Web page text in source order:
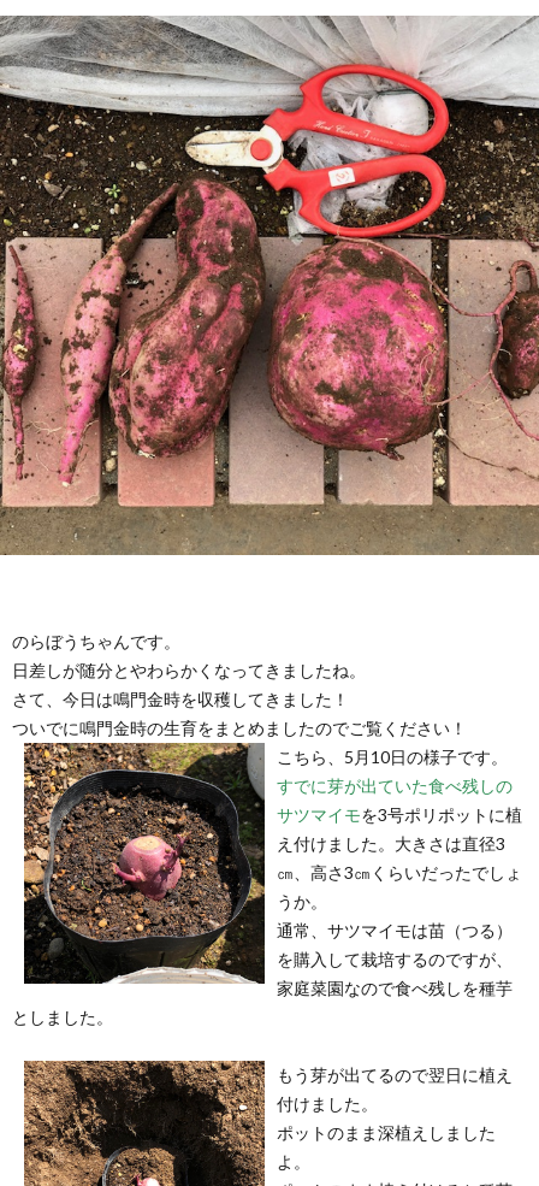
のらぼうちゃんです。
日差しが随分とやわらかくなってきましたね。
さて、今日は鳴門金時を収穫してきました！
ついでに鳴門金時の生育をまとめましたのでご覧ください！
こちら、5月10日の様子です。
すでに芽が出ていた食べ残しの
サツマイモを3号ポリポットに植
え付けました。大きさは直径3
㎝、高さ3㎝くらいだったでしょ
うか。
通常、サツマイモは苗（つる）
を購入して栽培するのですが、
家庭菜園なので食べ残しを種芋
としました。
もう芽が出てるので翌日に植え
付けました。
ポットのまま深植えしました
よ。